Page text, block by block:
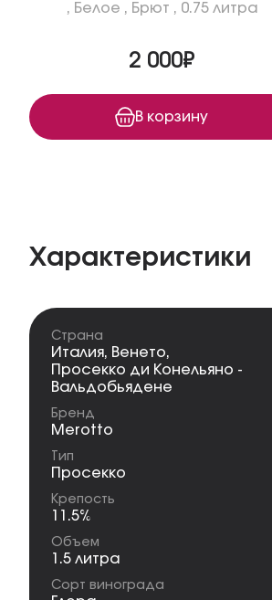
, Белое , Брют , 0.75 литра
2 000₽
В корзину
Характеристики
Страна
Италия, Венето,
Просекко ди Конельяно -
Вальдобьядене
Бренд
Merotto
Тип
Просекко
Крепость
11.5%
Объем
1.5 литра
Сорт винограда